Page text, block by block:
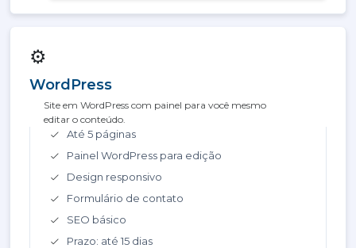
⚙️
WordPress
Site em WordPress com painel para você mesmo
editar o conteúdo.
Até 5 páginas
Painel WordPress para edição
Design responsivo
Formulário de contato
SEO básico
Prazo: até 15 dias